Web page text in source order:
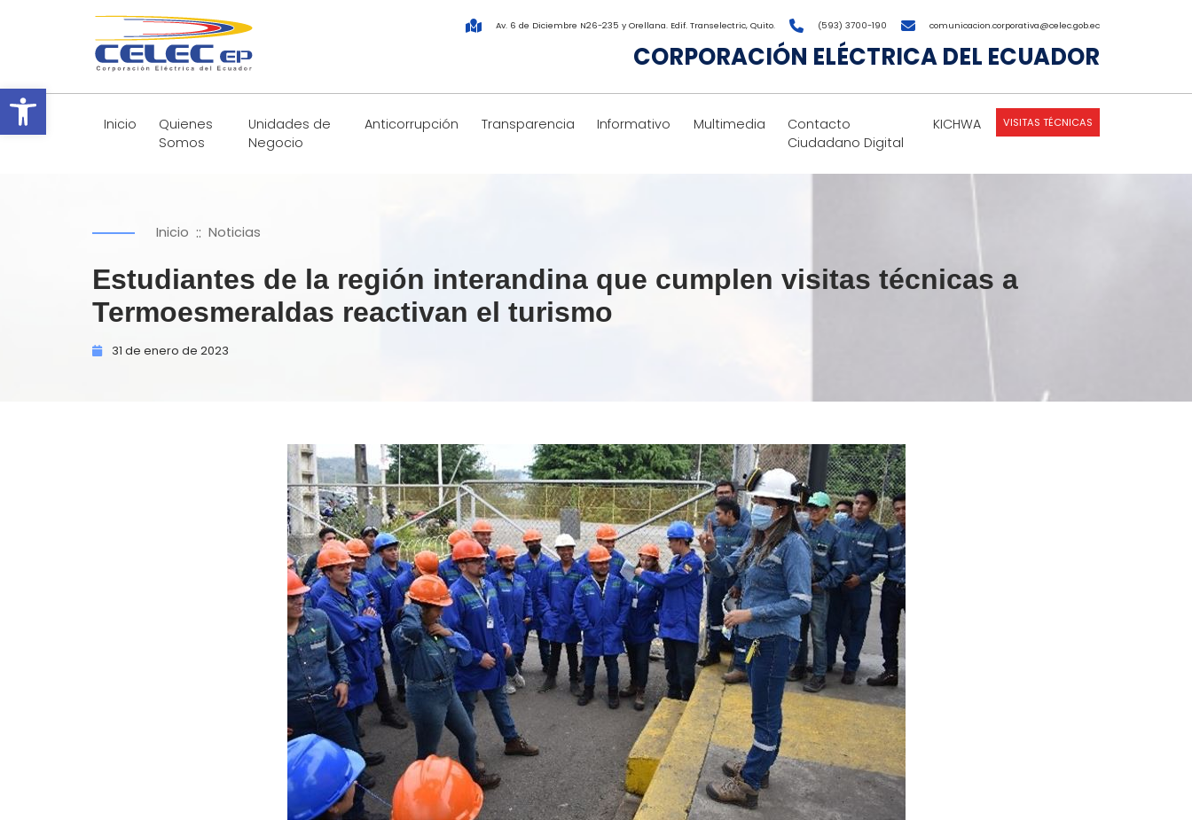
Abrir barra de herramientas
Av. 6 de Diciembre N26-235 y Orellana. Edif. Transelectric, Quito. (593) 3700-190 comunicacion.corporativa@celec.gob.ec
CORPORACIÓN ELÉCTRICA DEL ECUADOR
Inicio
Quienes
Somos
Unidades de
Negocio
Anticorrupción Transparencia Informativo Multimedia
Contacto
Ciudadano Digital
KICHWA VISITAS TÉCNICAS
Inicio :: Noticias
Estudiantes de la región interandina que cumplen visitas técnicas a
Termoesmeraldas reactivan el turismo
31 de enero de 2023